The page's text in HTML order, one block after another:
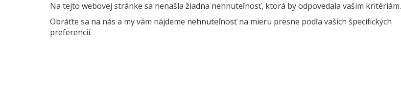
Na tejto webovej stránke sa nenašla žiadna nehnuteľnosť, ktorá by odpovedala vašim kritériám.
Obráťte sa na nás a my vám nájdeme nehnuteľnosť na mieru presne podľa vašich špecifických
preferencií.